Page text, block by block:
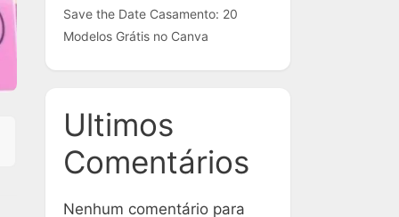
Save the Date Casamento: 20
Modelos Grátis no Canva
Ultimos
Comentários
Nenhum comentário para